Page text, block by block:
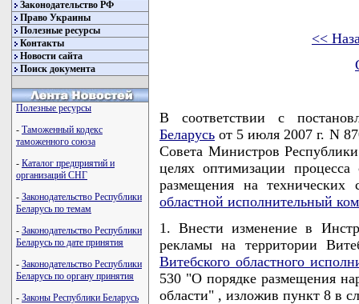
Законодательство РФ
Право Украины
Полезные ресурсы
Контакты
Новости сайта
Поиск документа
Полезные ресурсы
- Таможенный кодекс
таможенного союза
- Каталог предприятий и
организаций СНГ
- Законодательство Республики
Беларусь по темам
- Законодательство Республики
Беларусь по дате принятия
- Законодательство Республики
Беларусь по органу принятия
- Законы Республики Беларусь
<<
В соответствии с
Беларусь от 5 июля 2007 г. N
Совета Министров
целях оптимизации
размещения на
областной исполнительный
1. Внести изменение в
рекламы на территории
Витебского областного
530 "О порядке размещения
области" , изложив пункт 8 в